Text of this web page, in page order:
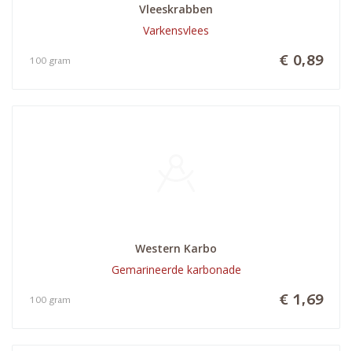
Vleeskrabben
Varkensvlees
€ 0,89
100 gram
Western Karbo
Gemarineerde karbonade
€ 1,69
100 gram